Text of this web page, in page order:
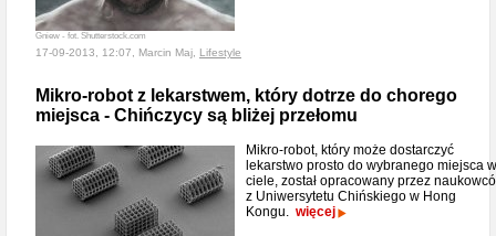
Gniew - fot. Shutterstock.com
17-09-2013, 12:07, Marcin Maj, Lifestyle
Mikro-robot z lekarstwem, który dotrze do chorego
miejsca - Chińczycy są bliżej przełomu
Mikro-robot, który może dostarczyć
lekarstwo prosto do wybranego miejsca w
ciele, został opracowany przez
z Uniwersytetu Chińskiego w Hong
Kongu. więcej